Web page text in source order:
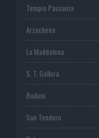
Tempio Pausania
Arzachena
La Maddalena
S. T. Gallura
Budoni
San Teodoro